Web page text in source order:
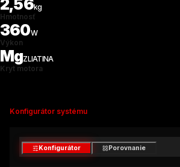
kg
Hmotnosť
360W
Výkon
MgZLIATINA
Kryt motora
Konfigurátor systému
Konfigurátor Porovnanie